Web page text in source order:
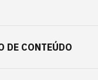
DE CONTEÚDO